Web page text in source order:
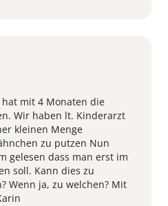
hat mit 4 Monaten die
Wir haben lt. Kinderarzt
kleinen Menge
zu putzen Nun
gelesen dass man erst im
soll. Kann dies zu
Wenn ja, zu welchen? Mit